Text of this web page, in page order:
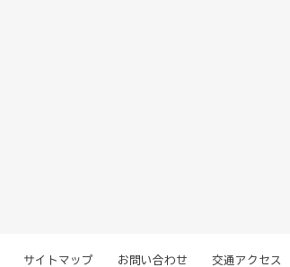
サイトマップ お問い合わせ 交通アクセス